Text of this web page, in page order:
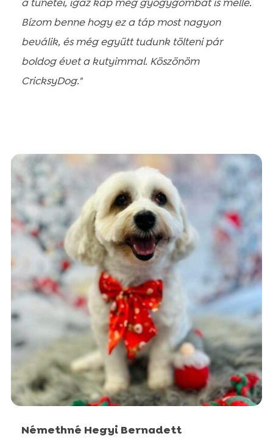
Bízom benne hogy ez a táp most nagyon
beválik, és még együtt tudunk tölteni pár
boldog évet a kutyimmal. Köszönöm
CricksyDog."
Némethné Hegyi Bernadett